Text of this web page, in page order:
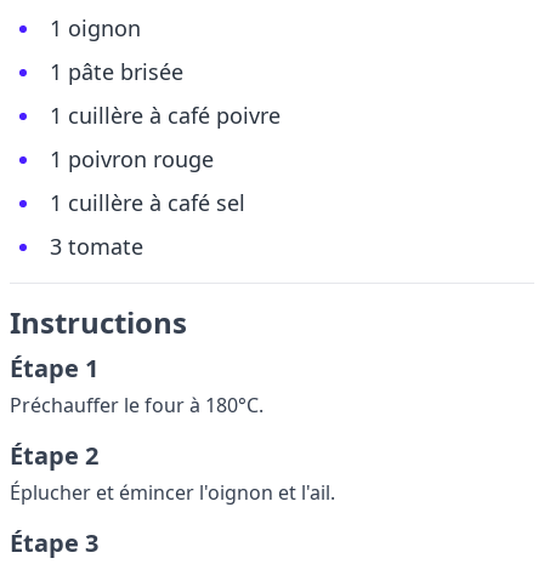
1 oignon
1 pâte brisée
1 cuillère à café poivre
1 poivron rouge
1 cuillère à café sel
3 tomate
Instructions
Étape 1
Préchauffer le four à 180°C.
Étape 2
Éplucher et émincer l'oignon et l'ail.
Étape 3